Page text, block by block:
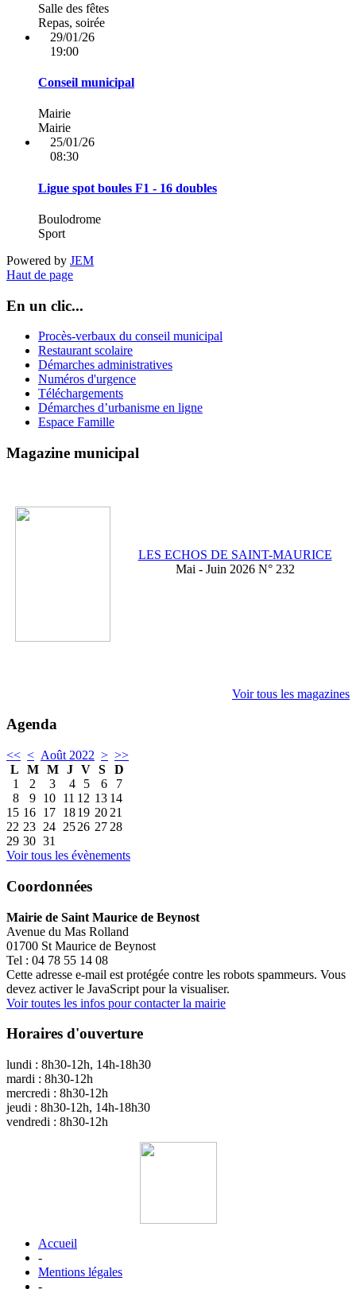
Salle des fêtes
Repas, soirée
29/01/26
19:00
Conseil municipal
Mairie
Mairie
25/01/26
08:30
Ligue spot boules F1 - 16 doubles
Boulodrome
Sport
Powered by JEM
Haut de page
En un clic...
Procès-verbaux du conseil municipal
Restaurant scolaire
Démarches administratives
Numéros d'urgence
Téléchargements
Démarches d’urbanisme en ligne
Espace Famille
Magazine municipal
LES ECHOS DE SAINT-MAURICE
Mai - Juin 2026 N° 232
Voir tous les magazines
Agenda
<< < Août 2022 > >>
L
M M J V S
D
1
2 3 4 5 6
7
8
9 10 11 12 13 14
15 16 17 1819 20 21
22 23 24 2526 27 28
29 30 31
Voir tous les évènements
Coordonnées
Mairie de Saint Maurice de Beynost
Avenue du Mas Rolland
01700 St Maurice de Beynost
Tel : 04 78 55 14 08
Cette adresse e-mail est protégée contre les robots spammeurs. Vous
devez activer le JavaScript pour la visualiser.
Voir toutes les infos pour contacter la mairie
Horaires d'ouverture
lundi : 8h30-12h, 14h-18h30
mardi : 8h30-12h
mercredi : 8h30-12h
jeudi : 8h30-12h, 14h-18h30
vendredi : 8h30-12h
Accueil
-
Mentions légales
-